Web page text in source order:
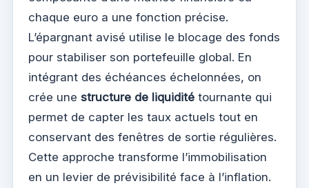
chaque euro a une fonction précise.
L’épargnant avisé utilise le blocage des fonds
pour stabiliser son portefeuille global. En
intégrant des échéances échelonnées, on
crée une structure de liquidité tournante qui
permet de capter les taux actuels tout en
conservant des fenêtres de sortie régulières.
Cette approche transforme l’immobilisation
en un levier de prévisibilité face à l’inflation.